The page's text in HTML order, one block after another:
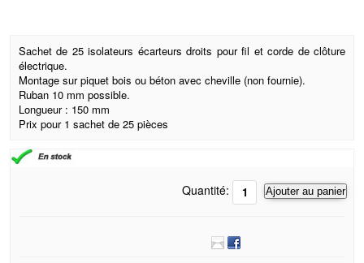
Sachet de 25 isolateurs écarteurs droits pour fil et corde de clôture
électrique.
Montage sur piquet bois ou béton avec cheville (non fournie).
Ruban 10 mm possible.
Longueur : 150 mm
Prix pour 1 sachet de 25 pièces
Quantité: Ajouter au panier